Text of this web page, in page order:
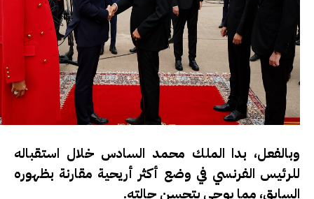
وبالفعل، بدا الملك محمد السادس خلال استقباله
للرئيس الفرنسي في وضع أكثر أريحية مقارنة بظهوره
السابق، مما يوحي بتحسن حالته.